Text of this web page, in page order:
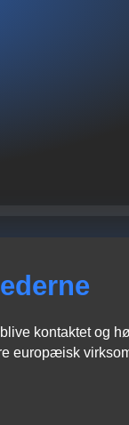
kontaktet og
europæisk